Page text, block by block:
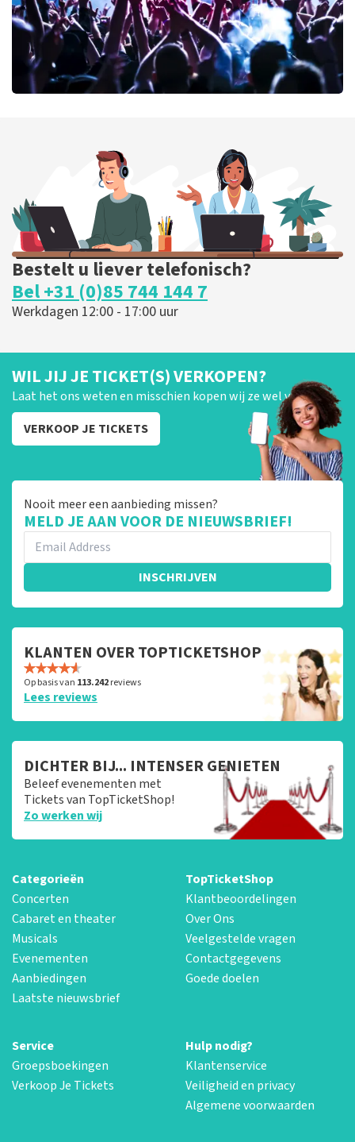
BESTEL NU
Bestelt u liever telefonisch?
Bel +31 (0)85 744 144 7
Werkdagen 12:00 - 17:00 uur
WIL JIJ JE TICKET(S) VERKOPEN?
Laat het ons weten en misschien kopen wij ze wel van je!
VERKOOP JE TICKETS
Nooit meer een aanbieding missen?
MELD JE AAN VOOR DE NIEUWSBRIEF!
INSCHRIJVEN
KLANTEN OVER TOPTICKETSHOP
Op basis van 113.242reviews
Lees reviews
DICHTER BIJ... INTENSER GENIETEN
Beleef evenementen met
Tickets van TopTicketShop!
Zo werken wij
Categorieën
Concerten
Cabaret en theater
Musicals
Evenementen
Aanbiedingen
Laatste nieuwsbrief
TopTicketShop
Klantbeoordelingen
Over Ons
Veelgestelde vragen
Contactgegevens
Goede doelen
Service
Groepsboekingen
Verkoop Je Tickets
Hulp nodig?
Klantenservice
Veiligheid en privacy
Algemene voorwaarden